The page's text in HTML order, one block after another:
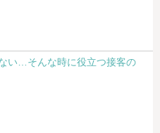
い…そんな時に役立つ接客の